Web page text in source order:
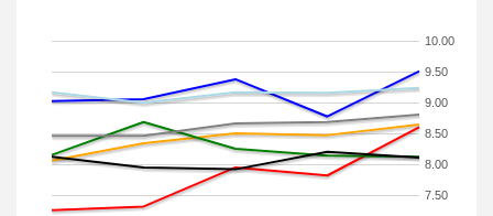
7.50
8.00
8.50
9.00
9.50
10.00